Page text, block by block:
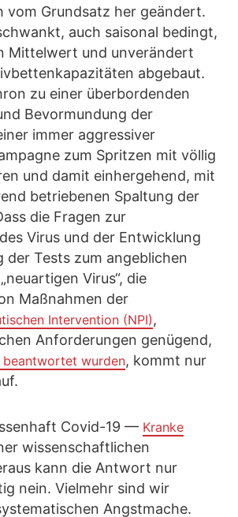
vom Grundsatz her geändert.
auch saisonal bedingt,
Mittelwert und unverändert
abgebaut.
zu einer überbordenden
Bevormundung der
immer aggressiver
zum Spritzen mit völlig
und damit einhergehend, mit
betriebenen Spaltung der
die Fragen zur
Virus und der Entwicklung
der Tests zum angeblichen
Virus“, die
Maßnahmen der
Intervention (NPI) ,
Anforderungen genügend,
beantwortet wurden, kommt nur
Covid-19 — Kranke
wissenschaftlichen
kann die Antwort nur
nein. Vielmehr sind wir
Angstmache.